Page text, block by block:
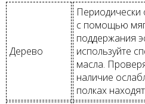
Дерево
Периодически
с помощью
поддержания
используйте
масла.
наличие
полках